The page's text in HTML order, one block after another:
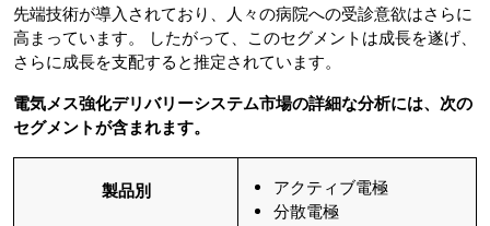
先端技術が導入されており、人々の病院への受診意欲はさらに
高まっています。 したがって、このセグメントは成長を遂げ、
さらに成長を支配すると推定されています。
電気メス強化デリバリーシステム市場の詳細な分析には、次の
セグメントが含まれます。
製品別
アクティブ電極
分散電極